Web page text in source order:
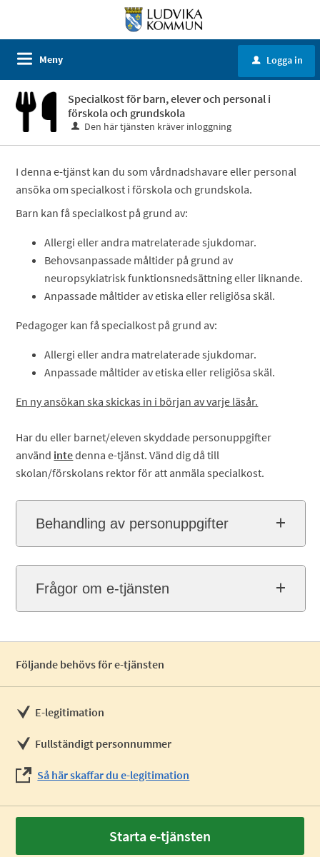
Meny u Logga in
Specialkost för barn, elever och personal i
förskola och grundskola
Den här tjänsten kräver inloggning
I denna e-tjänst kan du som vårdnadshavare eller personal
ansöka om specialkost i förskola och grundskola.
Barn kan få specialkost på grund av:
Allergi eller andra matrelaterade sjukdomar.
Behovsanpassade måltider på grund av
neuropsykiatrisk funktionsnedsättning eller liknande.
Anpassade måltider av etiska eller religiösa skäl.
Pedagoger kan få specialkost på grund av:
Allergi eller andra matrelaterade sjukdomar.
Anpassade måltider av etiska eller religiösa skäl.
En ny ansökan ska skickas in i början av varje läsår.
Har du eller barnet/eleven skyddade personuppgifter
använd intedenna e-tjänst. Vänd dig då till
skolan/förskolans rektor för att anmäla specialkost.
Behandling av personuppgifter
Frågor om e-tjänsten
Följande behövs för e-tjänsten
E-legitimation
Fullständigt personnummer
Så här skaffar du e-legitimation
Starta e-tjänsten